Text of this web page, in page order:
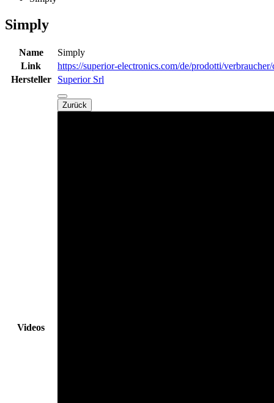
Simply
Name
Simply
Link
https://superior-electronics.com/de/prodotti/
Hersteller
Superior Srl
Videos
Zurück